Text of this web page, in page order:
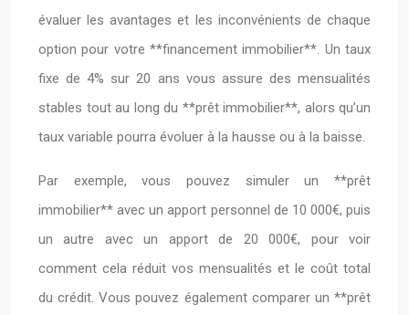
évaluer les avantages et les inconvénients de chaque
option pour votre **financement immobilier**. Un taux
fixe de 4% sur 20 ans vous assure des mensualités
stables tout au long du **prêt immobilier**, alors qu’un
taux variable pourra évoluer à la hausse ou à la baisse.
Par exemple, vous pouvez simuler un **prêt
immobilier** avec un apport personnel de 10 000€, puis
un autre avec un apport de 20 000€, pour voir
comment cela réduit vos mensualités et le coût total
du crédit. Vous pouvez également comparer un **prêt